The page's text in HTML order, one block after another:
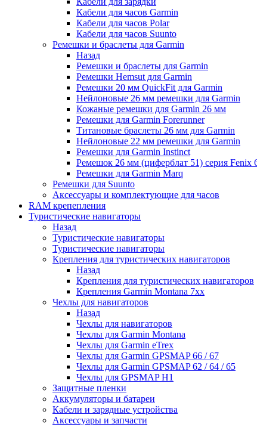
Кабели для часов Garmin
Кабели для часов Polar
Кабели для часов Suunto
Ремешки и браслеты для Garmin
Назад
Ремешки и браслеты для Garmin
Ремешки Hemsut для Garmin
Ремешки 20 мм QuickFit для Garmin
Нейлоновые 26 мм ремешки для Garmin
Кожаные ремешки для Garmin 26 мм
Ремешки для Garmin Forerunner
Титановые браслеты 26 мм для Garmin
Нейлоновые 22 мм ремешки для Garmin
Ремешки для Garmin Instinct
Ремешок 26 мм (циферблат 51) серия Fenix
Ремешки для Garmin Marq
Ремешки для Suunto
Аксессуары и комплектующие для часов
RAM крепепления
Туристические навигаторы
Назад
Туристические навигаторы
Туристические навигаторы
Крепления для туристических навигаторов
Назад
Крепления для туристических навигаторов
Крепления Garmin Montana 7xx
Чехлы для навигаторов
Назад
Чехлы для навигаторов
Чехлы для Garmin Montana
Чехлы для Garmin eTrex
Чехлы для Garmin GPSMAP 66 / 67
Чехлы для Garmin GPSMAP 62 / 64 / 65
Чехлы для GPSMAP H1
Защитные пленки
Аккумуляторы и батареи
Кабели и зарядные устройства
Аксессуары и запчасти